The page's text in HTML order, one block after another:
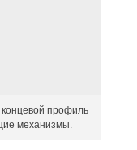
профиль
механизмы.